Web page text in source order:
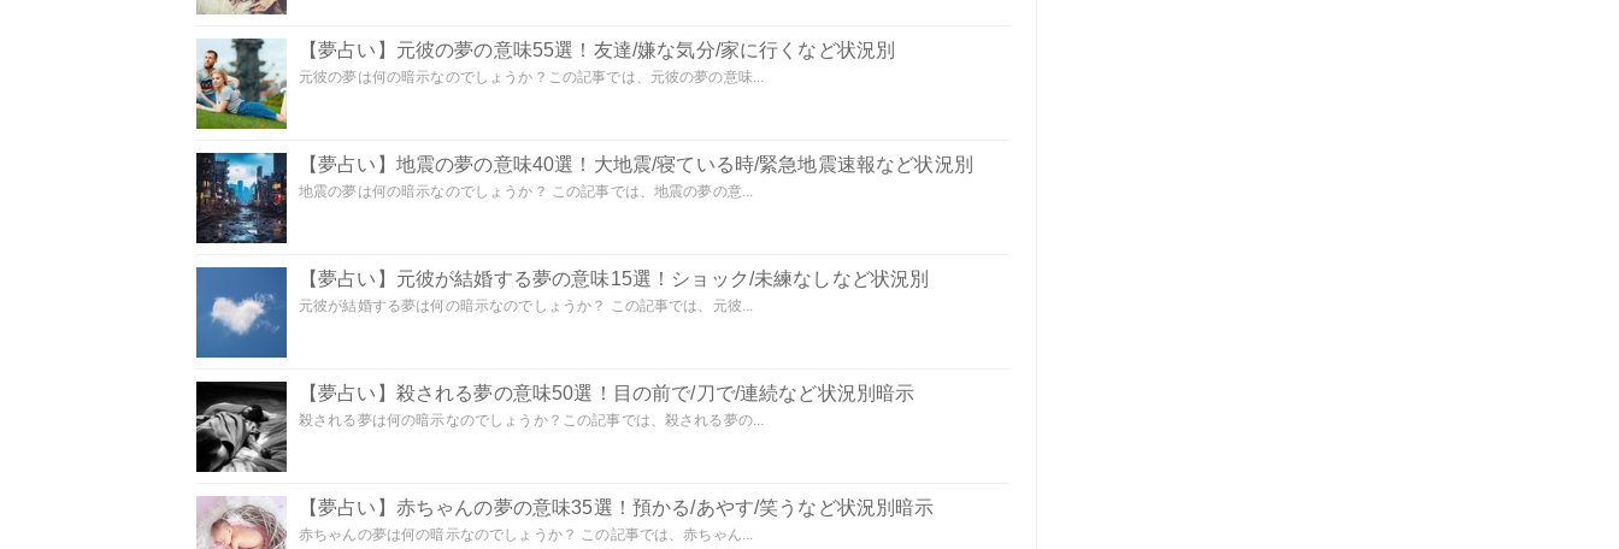
【夢占い】元彼の夢の意味55選！友達/嫌な気分/家に行くなど状況別
元彼の夢は何の暗示なのでしょうか？この記事では、元彼の夢の意味...
【夢占い】地震の夢の意味40選！大地震/寝ている時/緊急地震速報など状況別
地震の夢は何の暗示なのでしょうか？ この記事では、地震の夢の意...
【夢占い】元彼が結婚する夢の意味15選！ショック/未練なしなど状況別
元彼が結婚する夢は何の暗示なのでしょうか？ この記事では、元彼...
【夢占い】殺される夢の意味50選！目の前で/刀で/連続など状況別暗示
殺される夢は何の暗示なのでしょうか？この記事では、殺される夢の...
【夢占い】赤ちゃんの夢の意味35選！預かる/あやす/笑うなど状況別暗示
赤ちゃんの夢は何の暗示なのでしょうか？ この記事では、赤ちゃん...